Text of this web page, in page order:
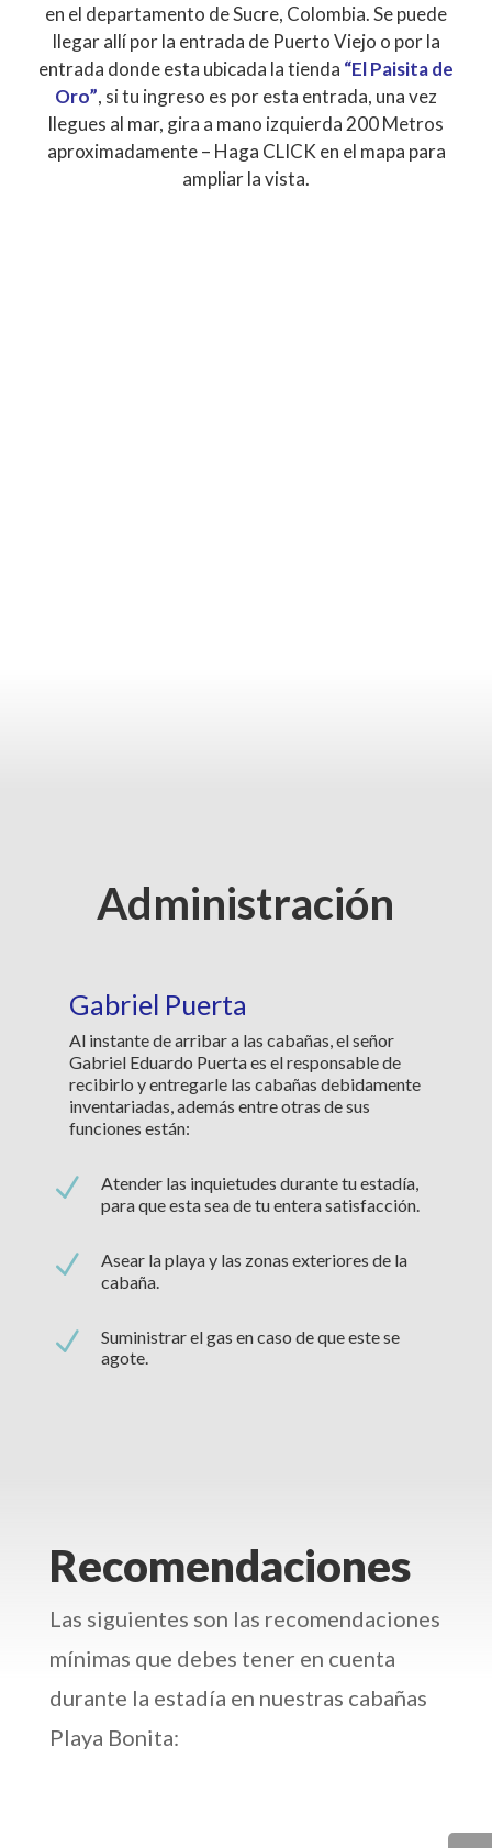
en el departamento de Sucre, Colombia. Se puede
llegar allí por la entrada de Puerto Viejo o por la
entrada donde esta ubicada la tienda “El Paisita de
Oro”, si tu ingreso es por esta entrada, una vez
llegues al mar, gira a mano izquierda 200 Metros
aproximadamente – Haga CLICK en el mapa para
ampliar la vista.
Administración
Gabriel Puerta
Al instante de arribar a las cabañas, el señor
Gabriel Eduardo Puerta es el responsable de
recibirlo y entregarle las cabañas debidamente
inventariadas, además entre otras de sus
funciones están:
N
Atender las inquietudes durante tu estadía,
para que esta sea de tu entera satisfacción.
N
Asear la playa y las zonas exteriores de la
cabaña.
N
Suministrar el gas en caso de que este se
agote.
Recomendaciones
Las siguientes son las recomendaciones
mínimas que debes tener en cuenta
durante la estadía en nuestras cabañas
Playa Bonita: